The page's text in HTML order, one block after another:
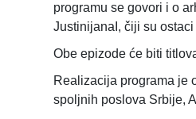
programu se govori i o
JustinijanaI, čiji su
Obe epizode ​​će biti
Realizacija programa je
spoljnih poslova Srbije,